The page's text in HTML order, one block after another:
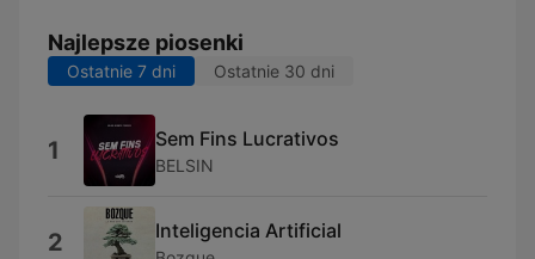
Najlepsze piosenki
Ostatnie 7 dni Ostatnie 30 dni
1 Sem Fins Lucrativos
BELSIN
2 Inteligencia Artificial